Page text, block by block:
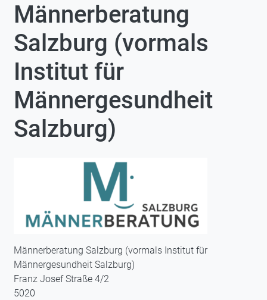
Männerberatung
Salzburg (vormals
Institut für
Männergesundheit
Salzburg)
Männerberatung Salzburg (vormals Institut für
Männergesundheit Salzburg)
Franz Josef Straße 4/2
5020